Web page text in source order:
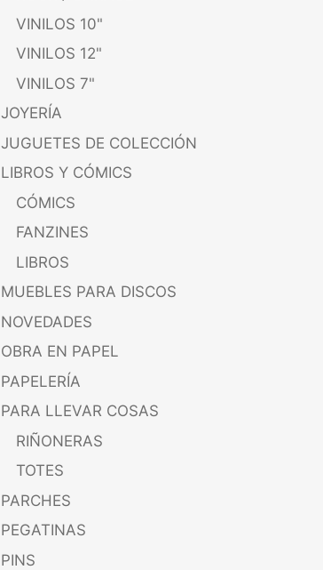
VINILOS 10"
VINILOS 12"
VINILOS 7"
JOYERÍA
JUGUETES DE COLECCIÓN
LIBROS Y CÓMICS
CÓMICS
FANZINES
LIBROS
MUEBLES PARA DISCOS
NOVEDADES
OBRA EN PAPEL
PAPELERÍA
PARA LLEVAR COSAS
RIÑONERAS
TOTES
PARCHES
PEGATINAS
PINS